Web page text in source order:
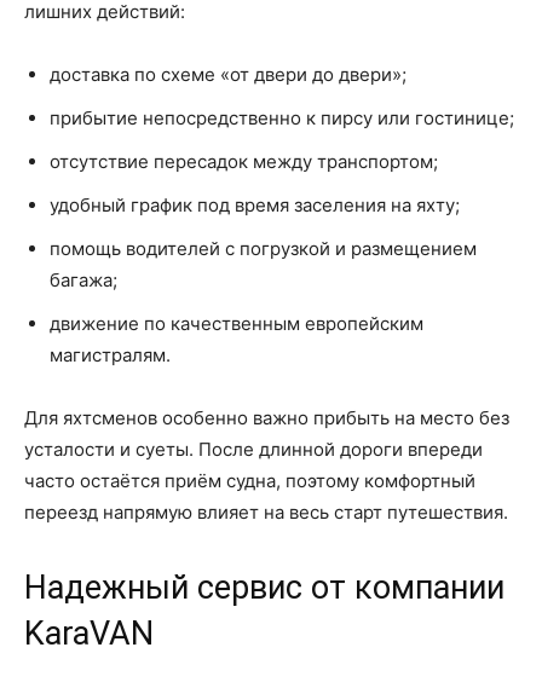
лишних действий:
доставка по схеме «от двери до двери»;
прибытие непосредственно к пирсу или гостинице;
отсутствие пересадок между транспортом;
удобный график под время заселения на яхту;
помощь водителей с погрузкой и размещением
багажа;
движение по качественным европейским
магистралям.
Для яхтсменов особенно важно прибыть на место без
усталости и суеты. После длинной дороги впереди
часто остаётся приём судна, поэтому комфортный
переезд напрямую влияет на весь старт путешествия.
Надежный сервис от компании
KaraVAN